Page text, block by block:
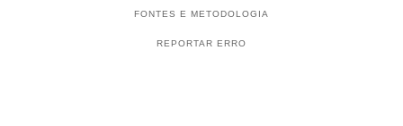
FONTES E METODOLOGIA
REPORTAR ERRO